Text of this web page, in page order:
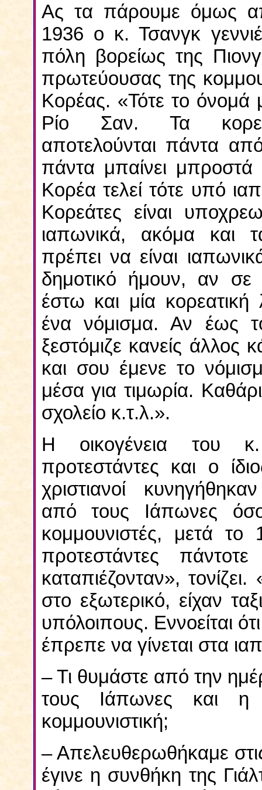
Ας τα πάρουμε όμως
1936 ο κ. Τσανγκ
πόλη βορείως της
πρωτεύουσας της
Κορέας. «Τότε το όνομά
Ρίο Σαν. Τα
αποτελούνται πάντα από
πάντα μπαίνει
Κορέα τελεί τότε υπό
Κορεάτες είναι
ιαπωνικά, ακόμα και
πρέπει να είναι
δημοτικό ήμουν, αν
έστω και μία κορεατική
ένα νόμισμα. Αν έως
ξεστόμιζε κανείς άλλος
και σου έμενε το
μέσα για τιμωρία.
σχολείο κ.τ.λ.».
Η οικογένεια του
προτεστάντες και ο
χριστιανοί
από τους Ιάπωνες
κομμουνιστές, μετά το
προτεστάντες
καταπιέζονταν»,
στο εξωτερικό, είχαν
υπόλοιπους. Εννοείται
έπρεπε να γίνεται στα
– Τι θυμάστε από την
τους Ιάπωνες και η
κομμουνιστική;
– Απελευθερωθήκαμε
έγινε η συνθήκη της